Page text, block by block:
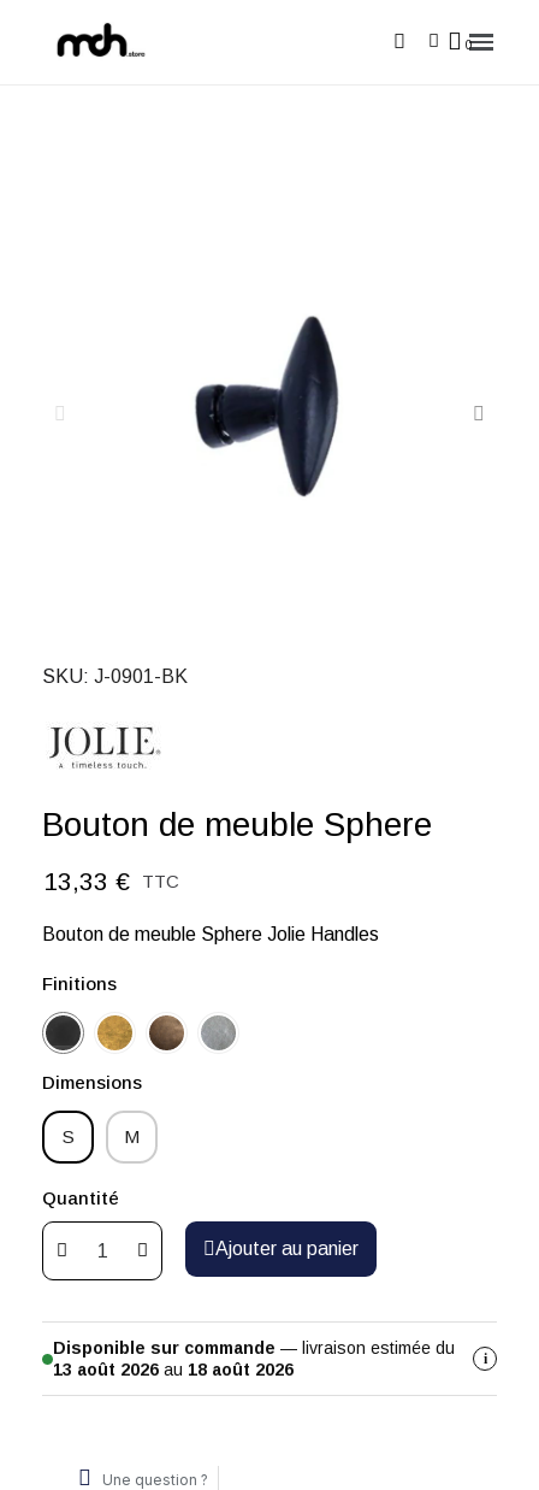
SKU J-0901-BK
Bouton de meuble Sphere
13,33 € TTC
Bouton de meuble Sphere Jolie Handles
Finitions
Dimensions
S M
Quantité
Ajouter au panier
Disponible sur commande — livraison estimée du
13 août 2026 au 18 août 2026
i
Une question ?